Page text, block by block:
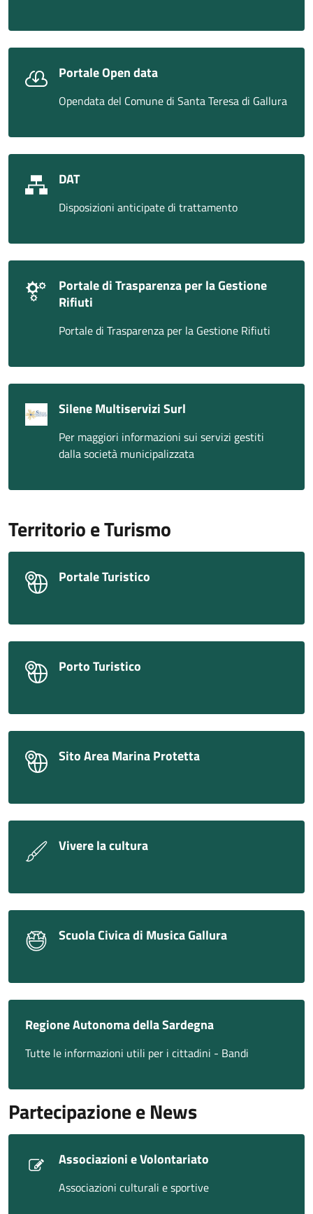
Portale Open data
Opendata del Comune di Santa Teresa di Gallura
DAT
Disposizioni anticipate di trattamento
Portale di Trasparenza per la Gestione
Rifiuti
Portale di Trasparenza per la Gestione Rifiuti
Silene Multiservizi Surl
Per maggiori informazioni sui servizi gestiti
dalla società municipalizzata
Territorio e Turismo
Portale Turistico
Porto Turistico
Sito Area Marina Protetta
Vivere la cultura
Scuola Civica di Musica Gallura
Regione Autonoma della Sardegna
Tutte le informazioni utili per i cittadini - Bandi
Partecipazione e News
Associazioni e Volontariato
Associazioni culturali e sportive